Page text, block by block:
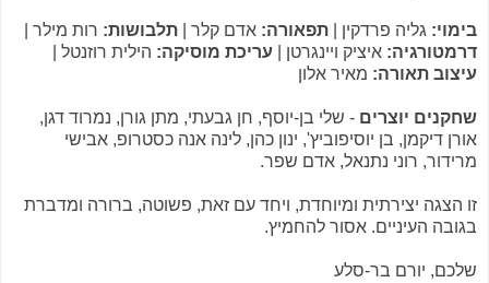
בימוי: גליה פרדקין | תפאורה: אדם קלר | תלבושות: רות מילר |
דרמטורגיה: איציק ויינגרטן | עריכת מוסיקה: הילית רוזנטל |
עיצוב תאורה: מאיר אלון
שחקנים יוצרים - שלי בן-יוסף, חן גבעתי, מתן גורן, נמרוד דגן,
אורן דיקמן, בן יוסיפוביץ', ינון כהן, לינה אנה כסטרופ, אבישי
מרידור, רוני נתנאל, אדם שפר.
זו הצגה יצירתית ומיוחדת, ויחד עם זאת, פשוטה, ברורה ומדברת
בגובה העיניים. אסור להחמיץ.
שלכם, יורם בר-סלע